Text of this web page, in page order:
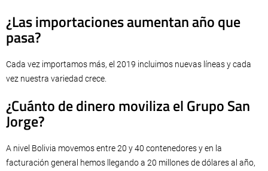
¿Las importaciones aumentan año que
pasa?
Cada vez importamos más, el 2019 incluimos nuevas líneas y cada
vez nuestra variedad crece.
¿Cuánto de dinero moviliza el Grupo San
Jorge?
A nivel Bolivia movemos entre 20 y 40 contenedores y en la
facturación general hemos llegando a 20 millones de dólares al año,